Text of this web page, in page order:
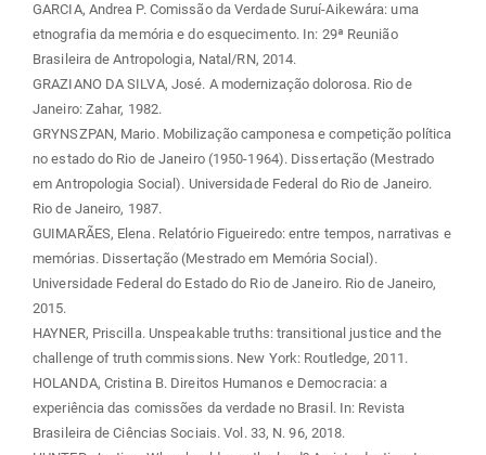
GARCIA, Andrea P. Comissão da Verdade Suruí-Aikewára: uma
etnografia da memória e do esquecimento. In: 29ª Reunião
Brasileira de Antropologia, Natal/RN, 2014.
GRAZIANO DA SILVA, José. A modernização dolorosa. Rio de
Janeiro: Zahar, 1982.
GRYNSZPAN, Mario. Mobilização camponesa e competição política
no estado do Rio de Janeiro (1950-1964). Dissertação (Mestrado
em Antropologia Social). Universidade Federal do Rio de Janeiro.
Rio de Janeiro, 1987.
GUIMARÃES, Elena. Relatório Figueiredo: entre tempos, narrativas e
memórias. Dissertação (Mestrado em Memória Social).
Universidade Federal do Estado do Rio de Janeiro. Rio de Janeiro,
2015.
HAYNER, Priscilla. Unspeakable truths: transitional justice and the
challenge of truth commissions. New York: Routledge, 2011.
HOLANDA, Cristina B. Direitos Humanos e Democracia: a
experiência das comissões da verdade no Brasil. In: Revista
Brasileira de Ciências Sociais. Vol. 33, N. 96, 2018.